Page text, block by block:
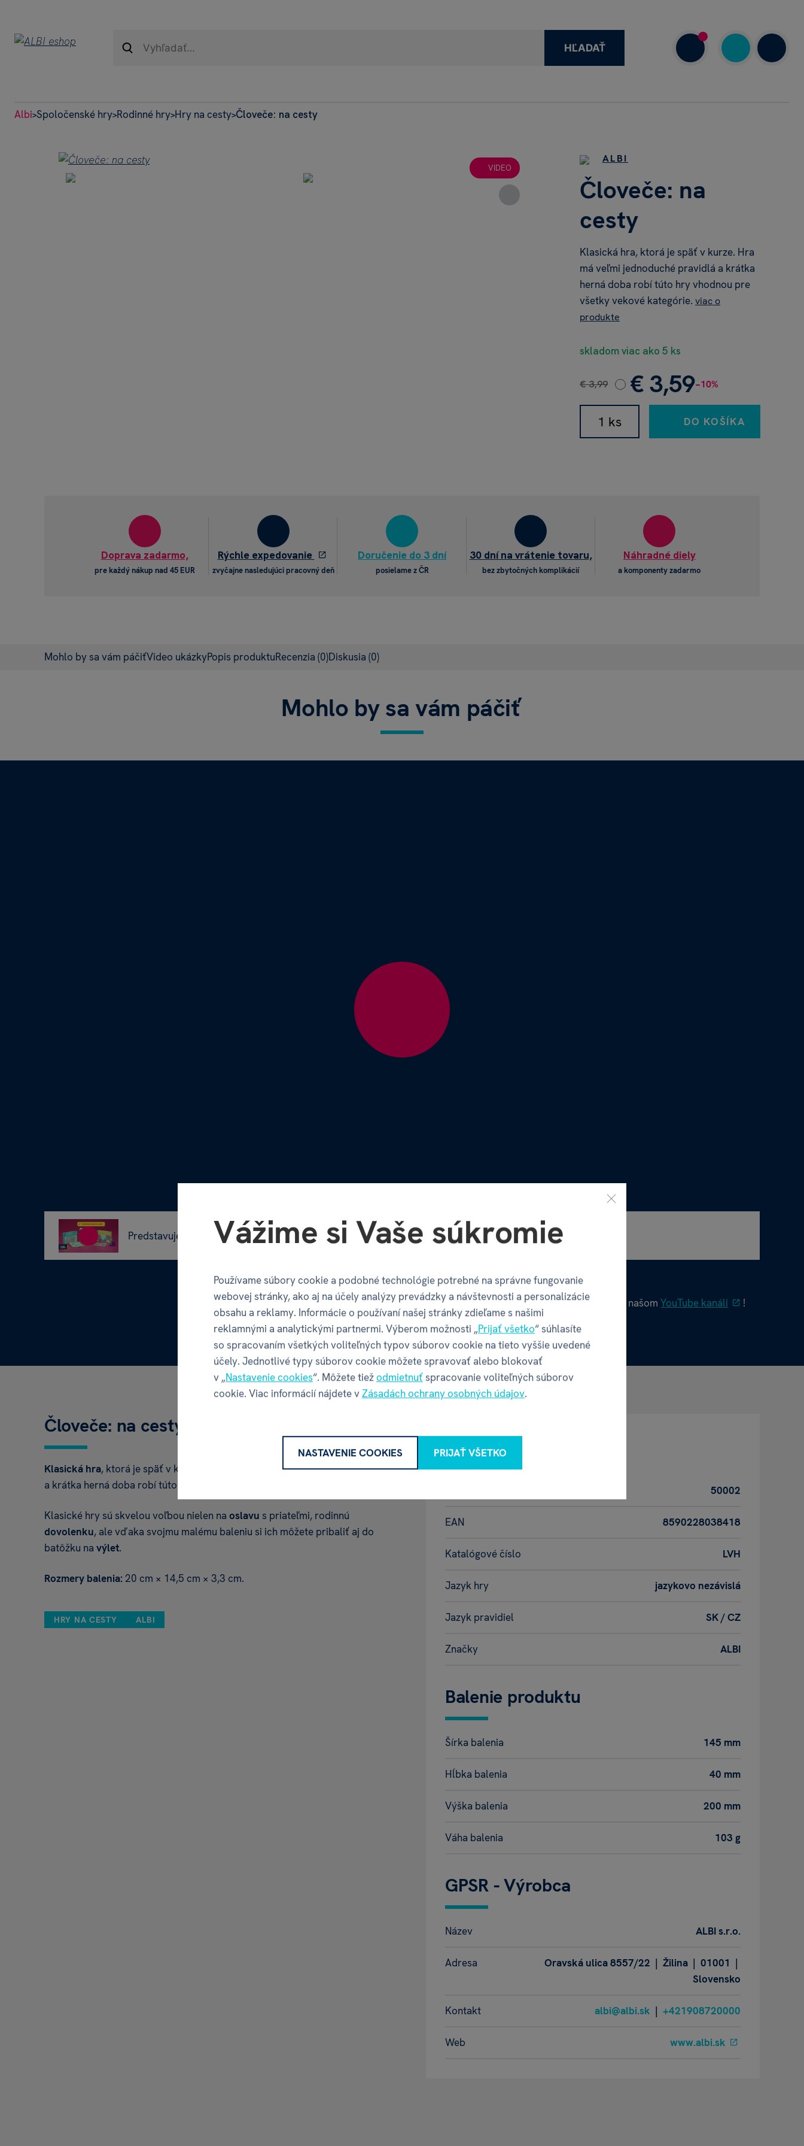
HĽADAŤ
Albi>Spoločenské hry>Rodinné hry>Hry na cesty>Človeče: na cesty
VIDEO
ALBI
Človeče: na
cesty
Klasická hra, ktorá je späť v kurze. Hra
má veľmi jednoduché pravidlá a krátka
herná doba robí túto hry vhodnou pre
všetky vekové kategórie. viac o
produkte
skladom viac ako 5 ks
€ 3,99 € 3,59−10%
DO KOŠÍKA
Doprava zadarmo,
pre každý nákup nad 45 EUR
Rýchle expedovanie
zvyčajne nasledujúci pracovný deň
Doručenie do 3 dní
posielame z ČR
30 dní na vrátenie tovaru,
bez zbytočných komplikácií
Náhradné diely
a komponenty zadarmo
Mohlo by sa vám páčiťVideo ukázkyPopis produktuRecenzia (0)Diskusia (0)
Mohlo by sa vám páčiť
Predstavujeme Vám hry Na cesty od Albi
Množstvo ďalších videí nájdete na našomYouTube kanáli !
Človeče: na cesty
Klasická hra, ktorá je späť v kurze. Hra má veľmi
jednoduché pravidlá
a krátka herná doba robí túto hry vhodnou pre všetky vekové kategórie.
Klasické hry sú skvelou voľbou nielen na oslavu s priateľmi, rodinnú
dovolenku, ale vďaka svojmu malému baleniu si ich môžete pribaliť aj do
batôžku na výlet.
Rozmery balenia: 20 cm × 14,5 cm × 3,3 cm.
HRY NA CESTY ALBI
Vlastnosti
50002
EAN 8590228038418
Katalógové číslo LVH
Jazyk hry jazykovo nezávislá
Jazyk pravidiel SK / CZ
Značky ALBI
Balenie produktu
Šírka balenia 145 mm
Hĺbka balenia 40 mm
Výška balenia 200 mm
Váha balenia 103 g
GPSR - Výrobca
Název ALBI s.r.o.
Adresa
Oravská ulica 8557/22 | Žilina | 01001 |
Slovensko
Kontakt albi@albi.sk | +421908720000
Web www.albi.sk
Vážime si Vaše súkromie
Používame súbory cookie a podobné technológie potrebné na správne fungovanie
webovej stránky, ako aj na účely analýzy prevádzky a návštevnosti a personalizácie
obsahu a reklamy. Informácie o používaní našej stránky zdieľame s našimi
reklamnými a analytickými partnermi. Výberom možnosti „Prijať všetko“ súhlasíte
so spracovaním všetkých voliteľných typov súborov cookie na tieto vyššie uvedené
účely. Jednotlivé typy súborov cookie môžete spravovať alebo blokovať
v „Nastavenie cookies“. Môžete tiežodmietnuťspracovanie voliteľných súborov
cookie. Viac informácií nájdete vZásadách ochrany osobných údajov.
NASTAVENIE COOKIES PRIJAŤ VŠETKO